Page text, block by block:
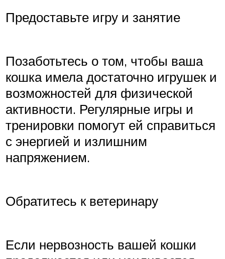
Предоставьте игру и занятие
Позаботьтесь о том, чтобы ваша
кошка имела достаточно игрушек и
возможностей для физической
активности. Регулярные игры и
тренировки помогут ей справиться
с энергией и излишним
напряжением.
Обратитесь к ветеринару
Если нервозность вашей кошки